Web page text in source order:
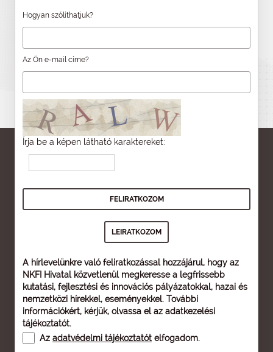
Hogyan szólíthatjuk?
Az Ön e-mail címe?
Írja be a képen látható karaktereket:
A hírlevelünkre való feliratkozással hozzájárul, hogy az
NKFI Hivatal közvetlenül megkeresse a legfrissebb
kutatási, fejlesztési és innovációs pályázatokkal, hazai és
nemzetközi hírekkel, eseményekkel. További
információkért, kérjük, olvassa el az adatkezelési
tájékoztatót.
Az adatvédelmi tájékoztatót elfogadom.